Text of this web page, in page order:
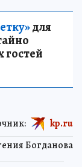
для
гостей
Богданова
kp.ru